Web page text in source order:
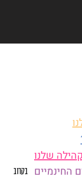
שלנו
החינמיים בקרוב